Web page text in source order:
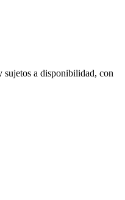
sujetos a disponibilidad, con